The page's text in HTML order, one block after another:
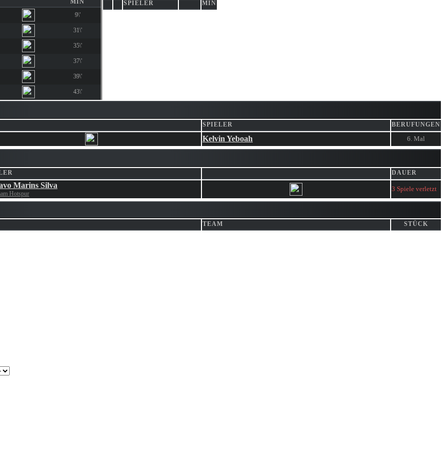
MIN
9\'
31\'
35\'
37\'
39\'
43\'
SPIELER MIN
SPIELER BERUFUNGEN
Kelvin Yeboah 6. Mal
DAUER
Marins Silva
Hotspur
3 Spiele verletzt
TEAM STÜCK